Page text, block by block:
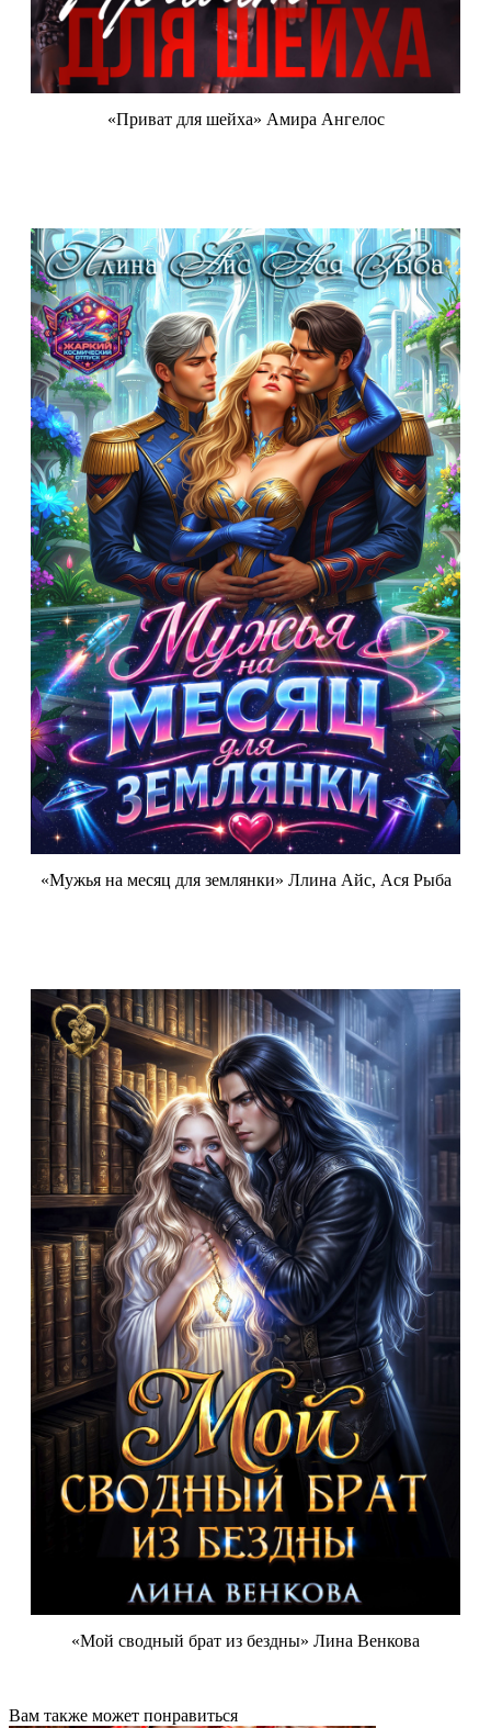
«Приват для шейха» Амира Ангелос
«Мужья на месяц для землянки» Ллина Айс, Ася Рыба
«Мой сводный брат из бездны» Лина Венкова
Вам также может понравиться